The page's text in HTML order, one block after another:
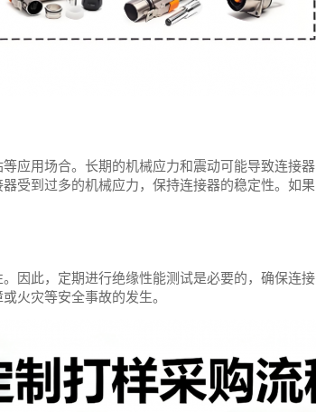
应用场合。长期的机械应力和震动可能导致连接器
受到过多的机械应力，保持连接器的稳定性。如果
因此，定期进行绝缘性能测试是必要的，确保连接
火灾等安全事故的发生。